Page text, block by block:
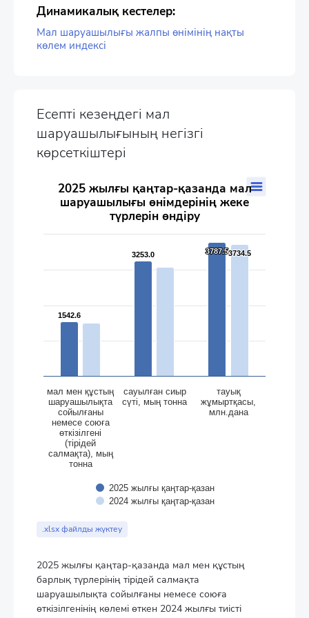
Динамикалық кестелер:
Мал шаруашылығы жалпы өнімінің нақты
көлем индексі
Есепті кезеңдегі мал
шаруашылығының негізгі
көрсеткіштері
2025 жылғы қаңтар-қазанда мал шаруашылығы
Bar chart with 2 data series.
The chart has 1 X axis displaying categories.
The chart has 1 Y axis displaying values. Data ranges from
2025 жылғы қаңтар-қазанда мал
шаруашылығы өнімдерінің жеке
түрлерін өндіру
1542.6
1542.6
3253.0
3253.0 3787.5
3787.53734.5
3734.5
2025 жылғы қаңтар-қазан
2024 жылғы қаңтар-қазан
мал мен құстың
шаруашылықта
сойылғаны
немесе союға
өткізілгені
(тірідей
салмақта), мың
тонна
сауылған сиыр
сүтi, мың тонна
тауық
жұмыртқасы,
млн.дана
End of interactive chart.
.xlsx файлды жүктеу
2025 жылғы қаңтар-қазанда мал мен құстың
барлық түрлерінің тірідей салмақта
шаруашылықта сойылғаны немесе союға
өткізілгенінің көлемі өткен 2024 жылғы тиісті